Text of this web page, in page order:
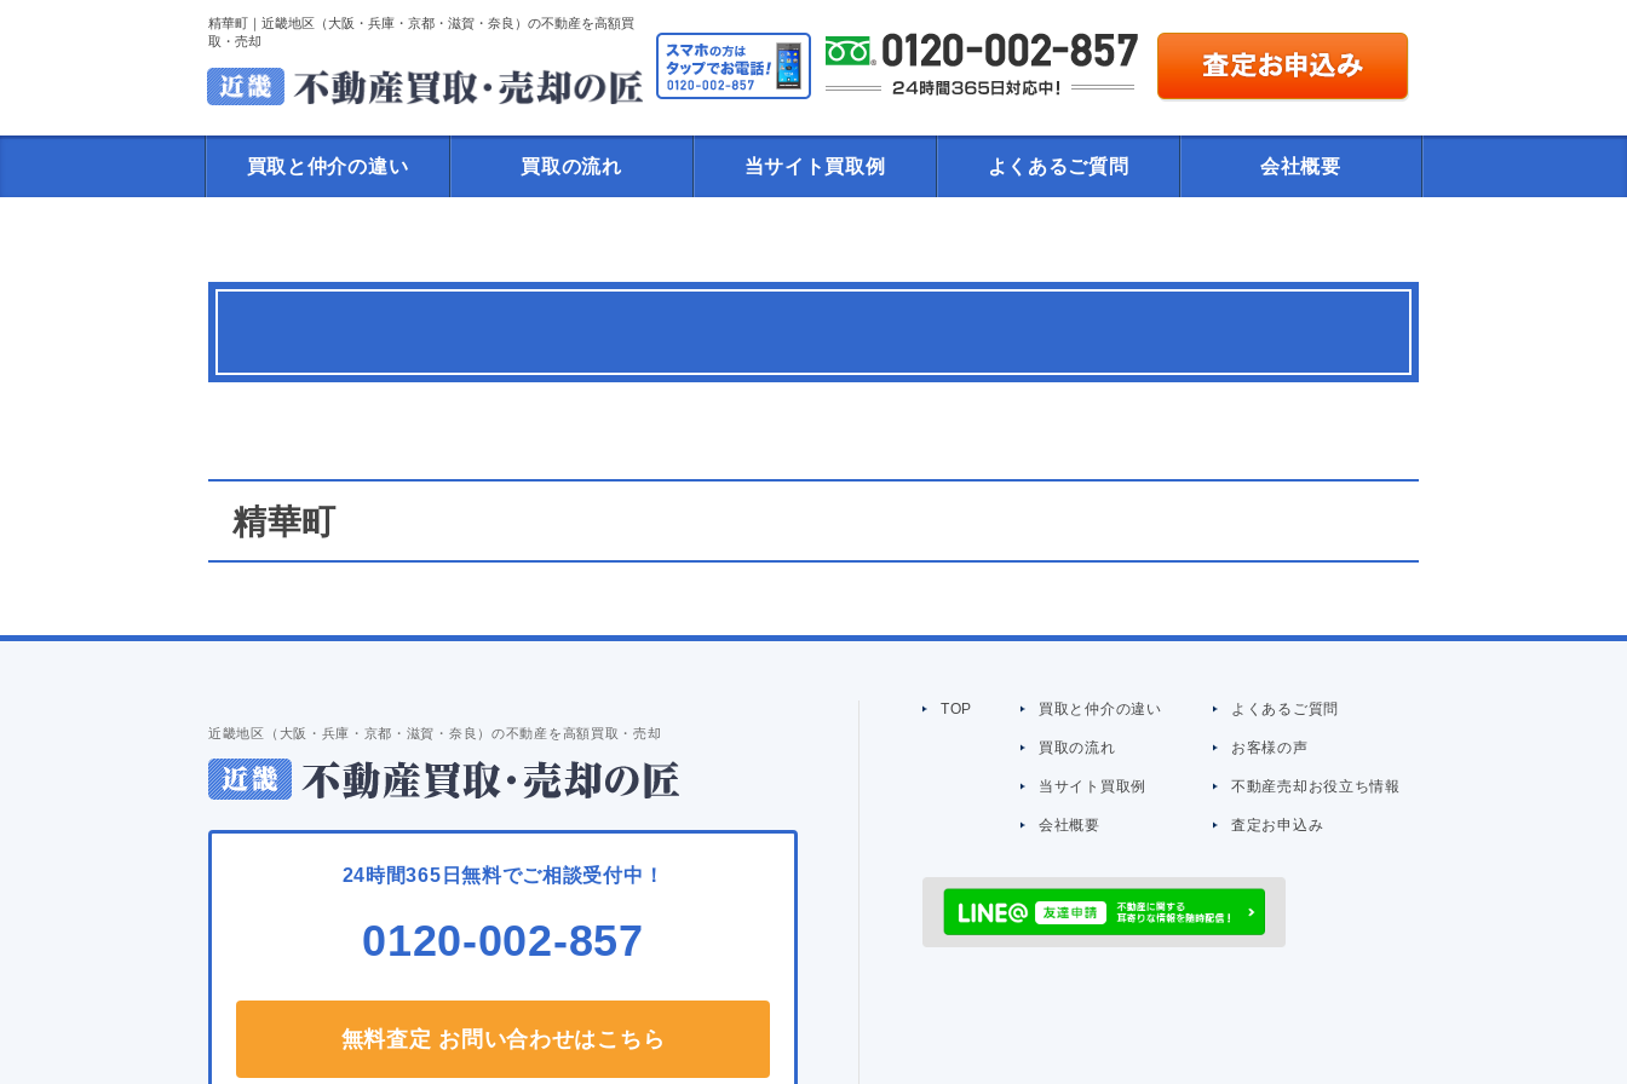
精華町｜近畿地区（大阪・兵庫・京都・滋賀・奈良）の不動産を高額買
取・売却
買取と仲介の違い 買取の流れ 当サイト買取例 よくあるご質問 会社概要
精華町
近畿地区（大阪・兵庫・京都・滋賀・奈良）の不動産を高額買取・売却
24時間365日無料でご相談受付中！
0120-002-857
無料査定 お問い合わせはこちら
TOP 買取と仲介の違い
買取の流れ
当サイト買取例
会社概要
よくあるご質問
お客様の声
不動産売却お役立ち情報
査定お申込み